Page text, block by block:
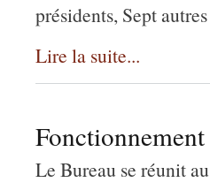
présidents, Sept
Lire la suite...
Le Bureau se réunit